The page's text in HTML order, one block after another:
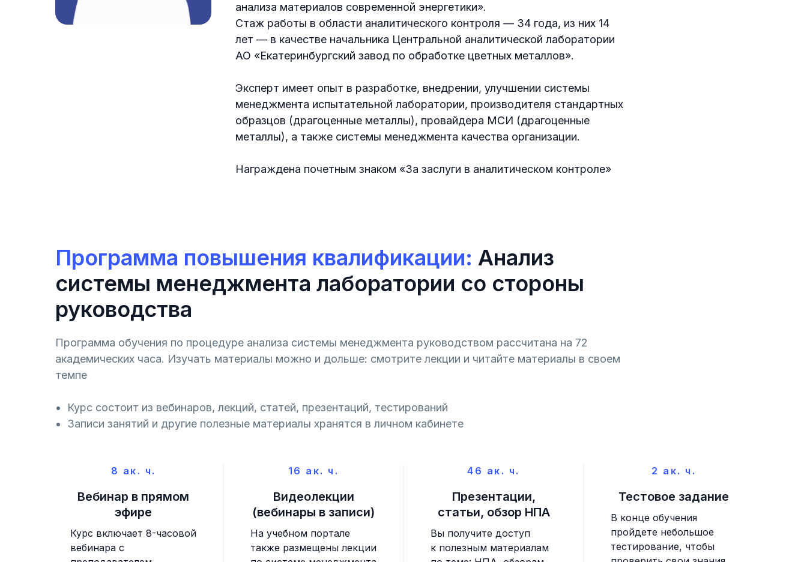
анализа материалов современной энергетики».
Стаж работы в области аналитического контроля — 34 года, из них 14
лет — в качестве начальника Центральной аналитической лаборатории
АО «Екатеринбургский завод по обработке цветных металлов».
Эксперт имеет опыт в разработке, внедрении, улучшении системы
менеджмента испытательной лаборатории, производителя стандартных
образцов (драгоценные металлы), провайдера МСИ (драгоценные
металлы), а также системы менеджмента качества организации.
Награждена почетным знаком «За заслуги в аналитическом контроле»
Программа повышения квалификации: Анализ
системы менеджмента лаборатории со стороны
руководства
Программа обучения по процедуре анализа системы менеджмента руководством рассчитана на 72
академических часа. Изучать материалы можно и дольше: смотрите лекции и читайте материалы в своем
темпе
Курс состоит из вебинаров, лекций, статей, презентаций, тестирований
Записи занятий и другие полезные материалы хранятся в личном кабинете
8 ак. ч.
Вебинар в прямом
эфире
Курс включает 8-часовой
вебинара с
16 ак. ч.
Видеолекции
(вебинары в записи)
На учебном портале
также размещены лекции
46 ак. ч.
Презентации,
статьи, обзор НПА
Вы получите доступ
к полезным материалам
2 ак. ч.
Тестовое задание
В конце обучения
пройдете небольшое
тестирование, чтобы